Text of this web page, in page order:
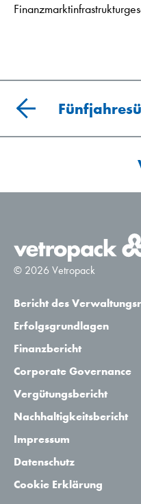
© 2026 Vetropack
Bericht des
Erfolgsgrundlagen
Finanzbericht
Corporate Governance
Vergütungsbericht
Nachhaltigkeitsbericht
Impressum
Datenschutz
Cookie Erklärung